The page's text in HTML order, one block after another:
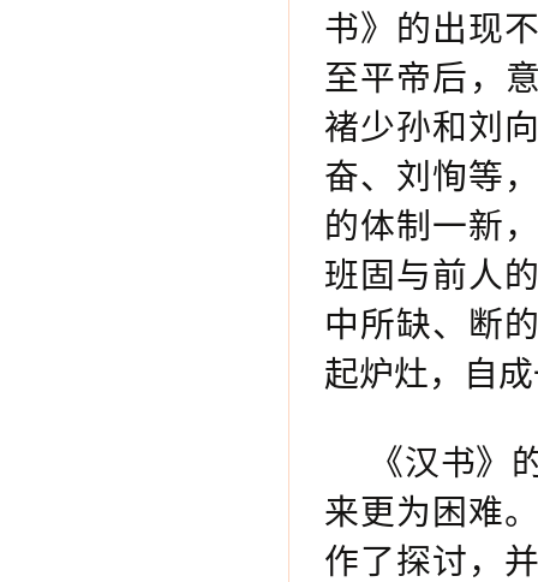
书》的出现
至平帝后，
褚少孙和刘
奋、刘恂等
的体制一新
班固与前人
中所缺、断
起炉灶，自
《汉书》
来更为困难
作了探讨，